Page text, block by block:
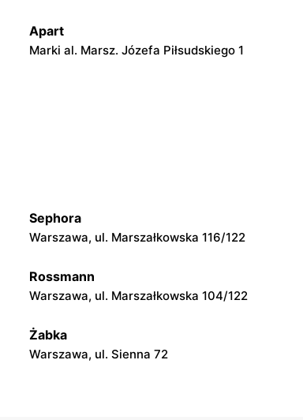
Apart
Marki al. Marsz. Józefa Piłsudskiego 1
Apart
Łódź al. Marsz. Józefa Piłsudskiego
Apart
Sephora
Warszawa, ul. Marszałkowska 116/122
Rossmann
Warszawa, ul. Marszałkowska 104/122
Żabka
Warszawa, ul. Sienna 72